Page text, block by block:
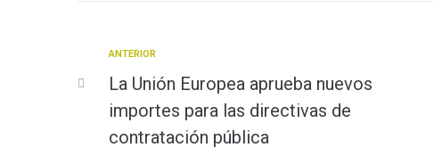
Navegación
de
Anterior
ANTERIOR
La Unión Europea aprueba nuevos
importes para las directivas de
contratación pública